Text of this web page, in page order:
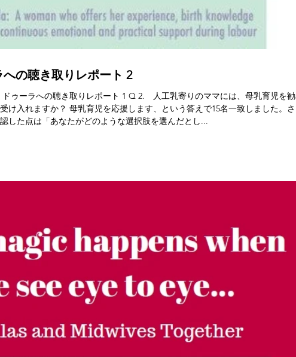
への聴き取りレポート 2
ドゥーラへの聴き取りレポート 1 Q 2. 人工乳寄りのママには、母乳育児を
け入れますか？ 母乳育児を応援します、という答えで15名一致しました。
した点は「あなたがどのような選択肢を選んだとし...